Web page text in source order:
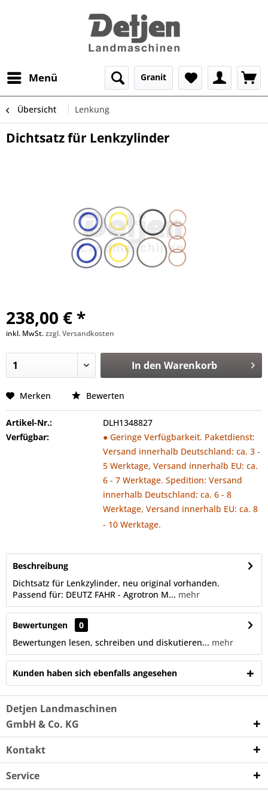
Menü Granit
Übersicht Lenkung
Dichtsatz für Lenkzylinder
238,00 € *
inkl. MwSt.zzgl. Versandkosten
In den Warenkorb
Merken Bewerten
Artikel-Nr.:
DLH1348827
Verfügbar:
● Geringe Verfügbarkeit. Paketdienst:
Versand innerhalb Deutschland: ca. 3 -
5 Werktage, Versand innerhalb EU: ca.
6 - 7 Werktage. Spedition: Versand
innerhalb Deutschland: ca. 6 - 8
Werktage, Versand innerhalb EU: ca. 8
- 10 Werktage.
Beschreibung
Dichtsatz für Lenkzylinder, neu original vorhanden.
Passend für: DEUTZ FAHR - Agrotron M... mehr
Bewertungen
0
Bewertungen lesen, schreiben und diskutieren... mehr
Kunden haben sich ebenfalls angesehen
Detjen Landmaschinen
GmbH & Co. KG
Kontakt
Service